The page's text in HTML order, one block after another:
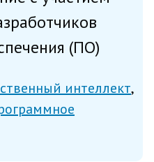
(ПО)
ожиданиям
интеллект